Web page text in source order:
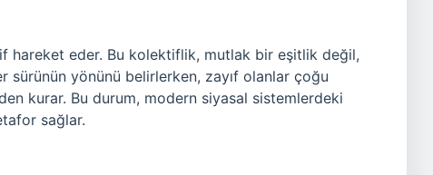
hareket eder. Bu kolektiflik, mutlak bir eşitlik değil,
yönünü belirlerken, zayıf olanlar çoğu
kurar. Bu durum, modern siyasal sistemlerdeki
sağlar.